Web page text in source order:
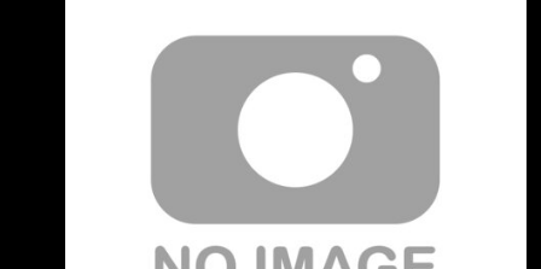
悉綠營不斷有勸進聲浪 ，希望行政院副院長鄭
麗君披掛上陣，不過因她仍須坐鎮台美關稅談判
延長賽，因此有望 改派綠委沈伯洋出戰，與現
任台北市長蔣萬安拚搏。孰料，國民黨台北市議
員擬參選人楊 智伃竟揶揄稱，青鳥男神一旦起
飛，「整個台北恐怕都要瑟瑟發抖」。對此，綠
委王世堅 今（1）日指出，可想而知藍營知道碰